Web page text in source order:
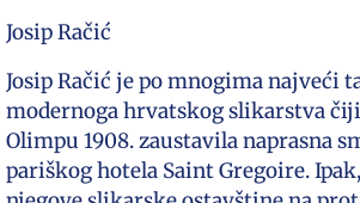
Josip Račić
Josip Račić je po mnogima najveći
modernoga hrvatskog slikarstva
Olimpu 1908. zaustavila naprasna
pariškog hotela Saint Gregoire.